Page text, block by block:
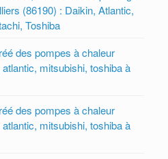
(86190) : Daikin, Atlantic,
Toshiba
des pompes à chaleur
mitsubishi, toshiba à
des pompes à chaleur
mitsubishi, toshiba à